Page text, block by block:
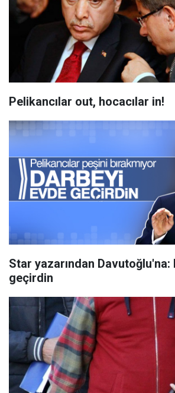
Pelikancılar out, hocacılar in!
Star yazarından Davutoğlu'na:
geçirdin